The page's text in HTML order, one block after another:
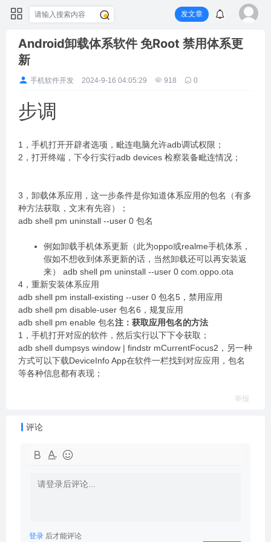
发文章
Android卸载体系软件 免Root 禁用体系更
新
手机软件开发 2024-9-16 04:05:29 918 0
步调
1，手机打开开辟者选项，毗连电脑允许adb调试权限；
2，打开终端，下令行实行adb devices 检察装备毗连情况；
3，卸载体系应用，这一步条件是你知道体系应用的包名（有多
种方法获取，文末有先容）；
adb shell pm uninstall --user 0 包名
例如卸载手机体系更新（此为oppo或realme手机体系，
假如不想收到体系更新的话，当然卸载还可以再安装返
来） adb shell pm uninstall --user 0 com.oppo.ota
4，重新安装体系应用
adb shell pm install-existing --user 0 包名5，禁用应用
adb shell pm disable-user 包名6，规复应用
adb shell pm enable 包名注：获取应用包名的方法
1，手机打开对应的软件，然后实行以下下令获取；
adb shell dumpsys window | findstr mCurrentFocus2，另一种
方式可以下载DeviceInfo App在软件一栏找到对应应用，包名
等各种信息都有表现；
举报
评论
登录 后才能评论